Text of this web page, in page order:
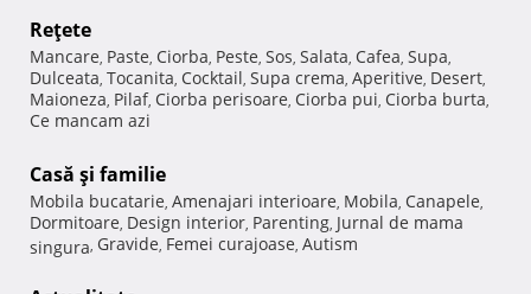
Reţete
Mancare, Paste, Ciorba, Peste, Sos, Salata, Cafea, Supa,
Dulceata, Tocanita, Cocktail, Supa crema, Aperitive, Desert,
Maioneza, Pilaf, Ciorba perisoare, Ciorba pui, Ciorba burta,
Ce mancam azi
Casă şi familie
Mobila bucatarie, Amenajari interioare, Mobila, Canapele,
Dormitoare, Design interior, Parenting, Jurnal de mama
singura, Gravide, Femei curajoase, Autism